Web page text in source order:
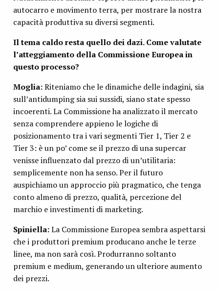
autocarro e movimento terra, per mostrare la nostra
capacità produttiva su diversi segmenti.
Il tema caldo resta quello dei dazi. Come valutate
l’atteggiamento della Commissione Europea in
questo processo?
Moglia:Riteniamo che le dinamiche delle indagini, sia
sull’antidumping sia sui sussidi, siano state spesso
incoerenti. La Commissione ha analizzato il mercato
senza comprendere appieno le logiche di
posizionamento tra i vari segmenti Tier 1, Tier 2 e
Tier 3: è un po’ come se il prezzo di una supercar
venisse influenzato dal prezzo di un’utilitaria:
semplicemente non ha senso. Per il futuro
auspichiamo un approccio più pragmatico, che tenga
conto almeno di prezzo, qualità, percezione del
marchio e investimenti di marketing.
Spiniella:La Commissione Europea sembra aspettarsi
che i produttori premium producano anche le terze
linee, ma non sarà così. Produrranno soltanto
premium e medium, generando un ulteriore aumento
dei prezzi.